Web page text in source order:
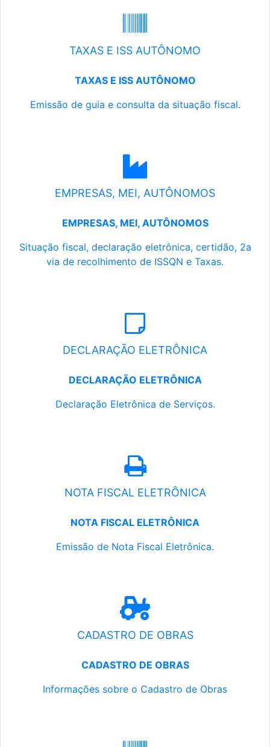
TAXAS E ISS AUTÔNOMO
TAXAS E ISS AUTÔNOMO
Emissão de guia e consulta da situação fiscal.
EMPRESAS, MEI, AUTÔNOMOS
EMPRESAS, MEI, AUTÔNOMOS
Situação fiscal, declaração eletrônica, certidão, 2a
via de recolhimento de ISSQN e Taxas.
DECLARAÇÃO ELETRÔNICA
DECLARAÇÃO ELETRÔNICA
Declaração Eletrônica de Serviços.
NOTA FISCAL ELETRÔNICA
NOTA FISCAL ELETRÔNICA
Emissão de Nota Fiscal Eletrônica.
CADASTRO DE OBRAS
CADASTRO DE OBRAS
Informações sobre o Cadastro de Obras